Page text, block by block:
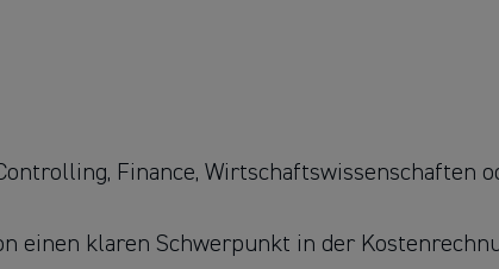
Finance, Wirtschaftswissenschaften
einen klaren Schwerpunkt in der